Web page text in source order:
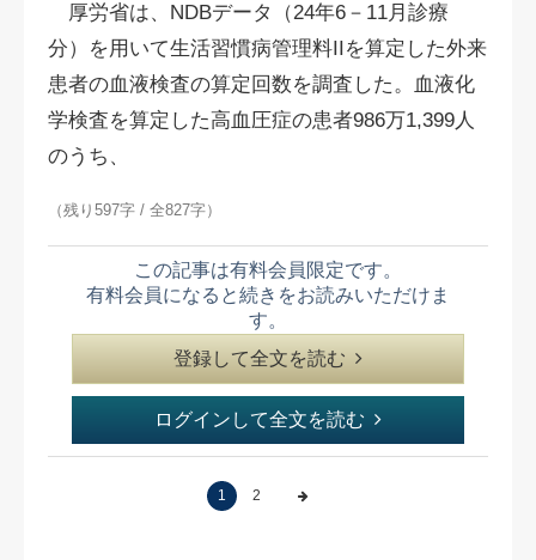
厚労省は、NDBデータ（24年6－11月診療
分）を用いて生活習慣病管理料IIを算定した外来
患者の血液検査の算定回数を調査した。血液化
学検査を算定した高血圧症の患者986万1,399人
のうち、
（残り597字 / 全827字）
この記事は有料会員限定です。
有料会員になると続きをお読みいただけま
す。
登録して全文を読む
ログインして全文を読む
1 2